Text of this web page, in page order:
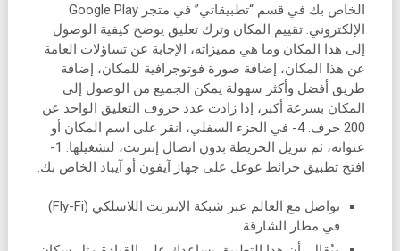
الخاص بك في قسم “تطبيقاتي” في متجر Google Play
الإلكتروني. تقييم المكان وترك تعليق يوضح كيفية الوصول
إلى هذا المكان وما هي مميزاته، الإجابة عن تساؤلات العامة
عن هذا المكان، إضافة صورة فوتوجرافية للمكان، إضافة
طريق أفضل وأكثر سهولة يمكن الجميع من الوصول إلى
المكان بسرعة أكبر، إذا زادت عدد حروف التعليق الواحد عن
200 حرف. 4- في الجزء السفلي، انقر على اسم المكان أو
عنوانه، ثم تنزيل الخريطة بدون اتصال إنترنت، لتشغيلها. 1-
افتح تطبيق خرائط غوغل على جهاز آيفون أو آيباد الخاص بك.
تواصل مع العالم عبر شبكة الإنترنت اللاسلكي (Fly-Fi)
في مطار الشارقة.